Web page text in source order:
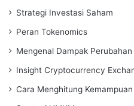
Strategi Investasi Saham
Peran Tokenomics
Mengenal Dampak Perubahan
Insight Cryptocurrency
Cara Menghitung Kemampuan